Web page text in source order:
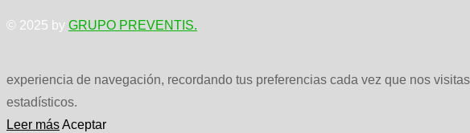
© 2025 by GRUPO PREVENTIS.
experiencia de navegación, recordando tus preferencias cada vez que nos
estadísticos.
Leer másAceptar